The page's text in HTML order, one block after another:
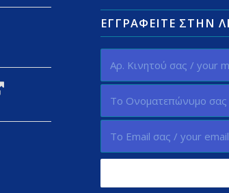
ΕΓΓΡΑΦΕΊΤΕ ΣΤΗΝ